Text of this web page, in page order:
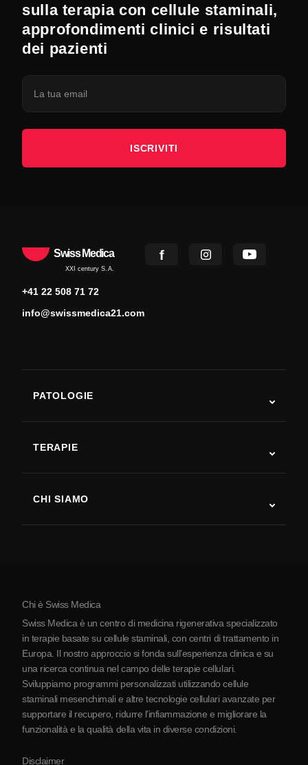
sulla terapia con cellule staminali,
approfondimenti clinici e risultati
dei pazienti
ISCRIVITI
Swiss Medica
XXI century S.A.
+41 22 508 71 72
info@swissmedica21.com
PATOLOGIE
Malattia di Parkinson
Artrite
TERAPIE
CHI SIAMO
La Serbia
Partnership
Chi è Swiss Medica
Swiss Medica è un centro di medicina rigenerativa specializzato
in terapie basate su cellule staminali, con centri di trattamento in
Europa. Il nostro approccio si fonda sull’esperienza clinica e su
una ricerca continua nel campo delle terapie cellulari.
Sviluppiamo programmi personalizzati utilizzando cellule
staminali mesenchimali e altre tecnologie cellulari avanzate per
supportare il recupero, ridurre l’infiammazione e migliorare la
funzionalità e la qualità della vita in diverse condizioni.
Disclaimer